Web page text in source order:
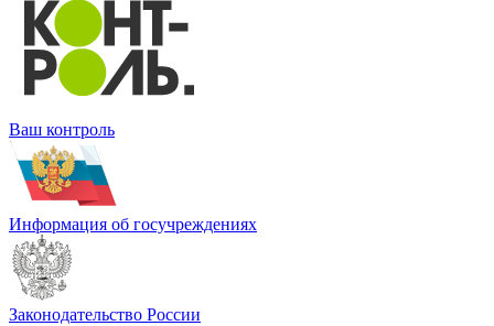
Ваш контроль
Информация об госучреждениях
Законодательство России